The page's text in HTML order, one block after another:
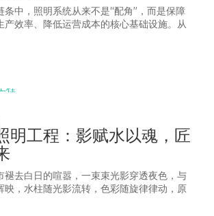
条中，照明系统从来不是“配角”，而是保障
产效率、降低运营成本的核心基础设施。从
明工程：影赋水以魂，匠
褪去白日的喧嚣，一束束光影穿透夜色，与
映，水柱随光影流转，色彩随旋律律动，原